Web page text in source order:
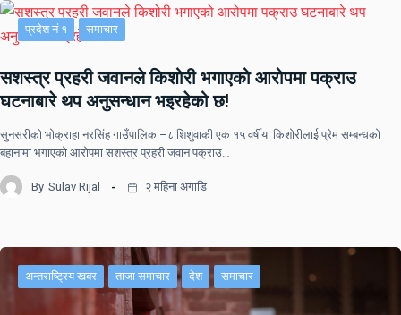
प्रदेश नं १ समाचार
सशस्त्र प्रहरी जवानले किशोरी भगाएको आरोपमा पक्राउ
घटनाबारे थप अनुसन्धान भइरहेको छ!
सुनसरीको भोक्राहा नरसिंह गाउँपालिका–८ शिशुवाकी एक १५ वर्षीया किशोरीलाई प्रेम सम्बन्धको
बहानामा भगाएको आरोपमा सशस्त्र प्रहरी जवान पक्राउ…
By Sulav Rijal २ महिना अगाडि
अन्तराष्ट्रिय खबर ताजा समाचार देश समाचार